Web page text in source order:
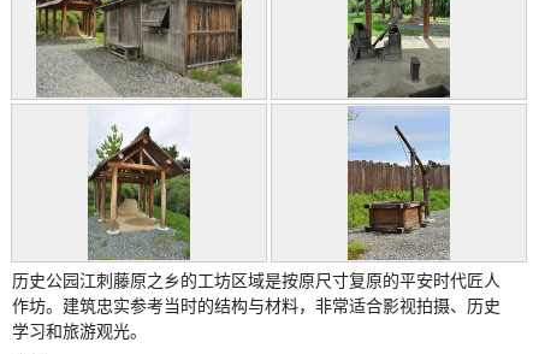
历史公园江刺藤原之乡的工坊区域是按原尺寸复原的平安时代匠人
作坊。建筑忠实参考当时的结构与材料，非常适合影视拍摄、历史
学习和旅游观光。